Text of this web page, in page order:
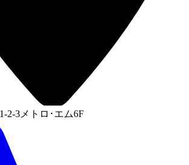
2-3メトロ･エム6F